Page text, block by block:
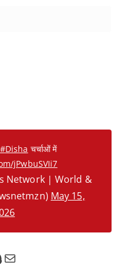
#Disha चर्चाओं में
jPwbuSVIi7
Network | World &
May 15,
Mail